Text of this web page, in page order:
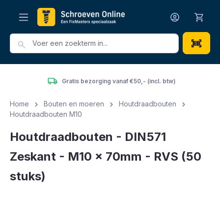
Gratis bezorging vanaf €50,- (incl. btw)
Home Bouten en moeren
Houtdraadbouten
Houtdraadbouten M10
Houtdraadbouten - DIN571
Zeskant - M10 x 70mm - RVS (50
stuks)